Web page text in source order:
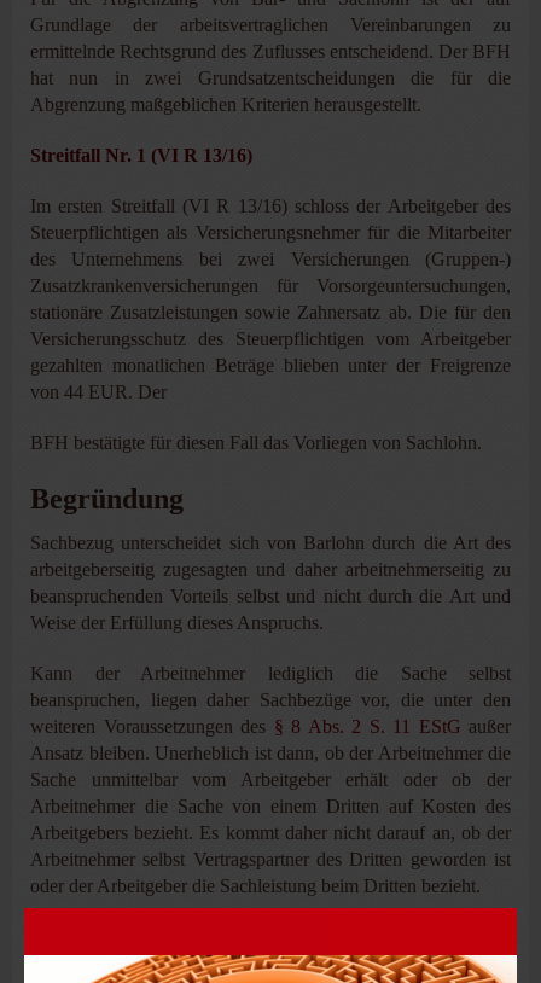
Grundlage der arbeitsvertraglichen Vereinbarungen zu
ermittelnde Rechtsgrund des Zuflusses entscheidend. Der BFH
hat nun in zwei Grundsatzentscheidungen die für die
Abgrenzung maßgeblichen Kriterien herausgestellt.
Streitfall Nr. 1 (VI R 13/16)
Im ersten Streitfall (VI R 13/16) schloss der Arbeitgeber des
Steuerpflichtigen als Versicherungsnehmer für die Mitarbeiter
des Unternehmens bei zwei Versicherungen (Gruppen-)
Zusatzkrankenversicherungen für Vorsorgeuntersuchungen,
stationäre Zusatzleistungen sowie Zahnersatz ab. Die für den
Versicherungsschutz des Steuerpflichtigen vom Arbeitgeber
gezahlten monatlichen Beträge blieben unter der Freigrenze
von 44 EUR. Der
BFH bestätigte für diesen Fall das Vorliegen von Sachlohn.
Begründung
Sachbezug unterscheidet sich von Barlohn durch die Art des
arbeitgeberseitig zugesagten und daher arbeitnehmerseitig zu
beanspruchenden Vorteils selbst und nicht durch die Art und
Weise der Erfüllung dieses Anspruchs.
Kann der Arbeitnehmer lediglich die Sache selbst
beanspruchen, liegen daher Sachbezüge vor, die unter den
weiteren Voraussetzungen des § 8 Abs. 2 S. 11 EStG außer
Ansatz bleiben. Unerheblich ist dann, ob der Arbeitnehmer die
Sache unmittelbar vom Arbeitgeber erhält oder ob der
Arbeitnehmer die Sache von einem Dritten auf Kosten des
Arbeitgebers bezieht. Es kommt daher nicht darauf an, ob der
Arbeitnehmer selbst Vertragspartner des Dritten geworden ist
oder der Arbeitgeber die Sachleistung beim Dritten bezieht.
auf zusätzlichen Versicherungsschutz in Gestalt von